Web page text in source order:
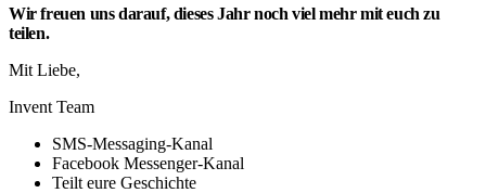
Wir freuen uns darauf, dieses Jahr noch viel mehr mit euch zu
teilen.
Mit Liebe,
Invent Team
SMS-Messaging-Kanal
Facebook Messenger-Kanal
Teilt eure Geschichte